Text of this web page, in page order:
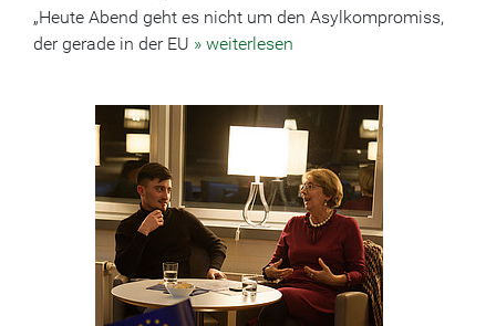
„Heute Abend geht es nicht um den Asylkompromiss,
der gerade in der EU » weiterlesen